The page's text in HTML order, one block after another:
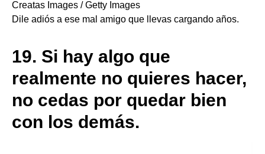
Creatas Images / Getty Images
Dile adiós a ese mal amigo que llevas cargando años.
19. Si hay algo que
realmente no quieres hacer,
no cedas por quedar bien
con los demás.